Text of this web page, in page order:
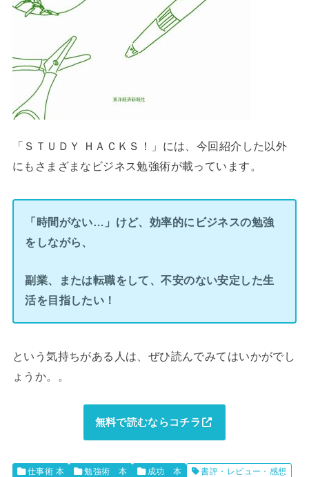
「ＳＴＵＤＹ ＨＡＣＫＳ！」には、今回紹介した以外
にもさまざまなビジネス勉強術が載っています。
「時間がない…」けど、効率的にビジネスの勉強
をしながら、
副業、または転職をして、不安のない安定した生
活を目指したい！
という気持ちがある人は、ぜひ読んでみてはいかがでし
ょうか。。
無料で読むならコチラ
仕事術 本 勉強術 本 成功 本 書評・レビュー・感想